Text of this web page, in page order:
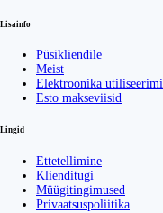
Lisainfo
Püsikliendile
Meist
Elektroonika
Esto makseviisid
Lingid
Ettetellimine
Klienditugi
Müügitingimused
Privaatsuspoliitika